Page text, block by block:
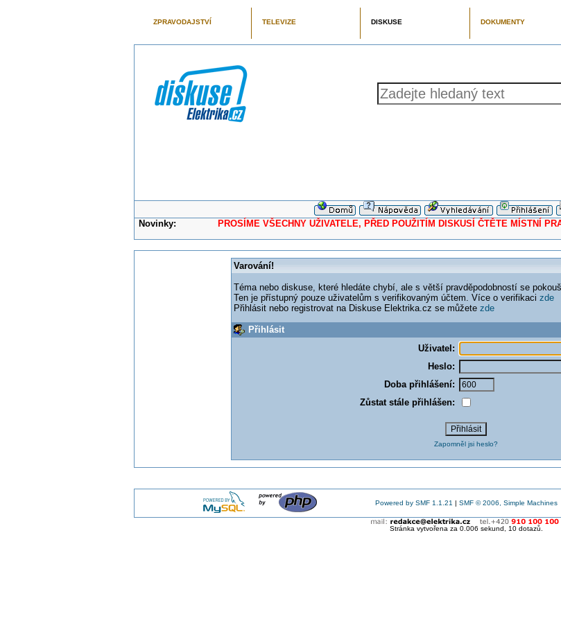
ZPRAVODAJSTVÍ TELEVIZE DISKUSE DOKUMENTY
Novinky: PROSÍME VŠECHNY UŽIVATELE, PŘED POUŽITÍM DISKUSÍ ČTĚTE MÍSTNÍ
Varování!
Téma nebo diskuse, které hledáte chybí, ale s větší pravděpodobností se
Ten je přístupný pouze uživatelům s verifikovaným účtem. Více o verifikaci zde
Přihlásit nebo registrovat na Diskuse Elektrika.cz se můžete zde
Přihlásit
Uživatel:
Heslo:
Doba přihlášení:
Zůstat stále přihlášen:
Zapomněl jsi heslo?
Powered by SMF 1.1.21 | SMF © 2006, Simple Machines
Stránka vytvořena za 0.006 sekund, 10 dotazů.